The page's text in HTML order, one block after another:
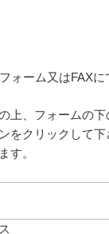
ォーム又はFAXに
上、フォームの下
をクリックして下
す。